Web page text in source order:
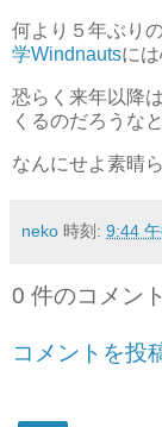
何より５年ぶり
学Windnautsに
恐らく来年以降
くるのだろうな
なんにせよ素晴
neko 時刻: 9:44
0 件のコメン
コメントを投